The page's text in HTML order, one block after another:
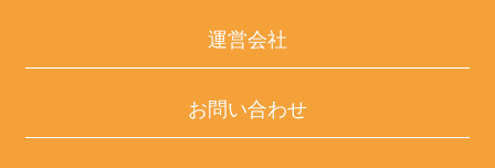
運営会社
お問い合わせ